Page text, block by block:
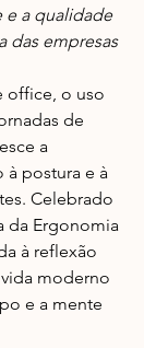
e a qualidade
empresas
office, o uso
de
a
à postura e à
Celebrado
da Ergonomia
à reflexão
moderno
e a mente